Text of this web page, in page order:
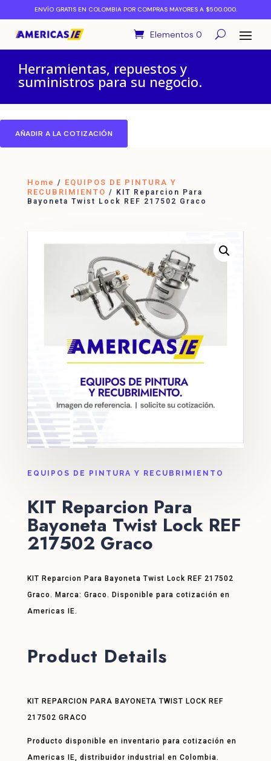
ENVÍO GRATIS EN COLOMBIA POR COMPRAS MAYORES A $500.000.
Elementos 0
Herramientas, repuestos y
suministros para su negocio.
AÑADIR A LA COTIZACIÓN
Home / EQUIPOS DE PINTURA Y
RECUBRIMIENTO / KIT Reparcion Para
Bayoneta Twist Lock REF 217502 Graco
EQUIPOS DE PINTURA Y RECUBRIMIENTO
KIT Reparcion Para
Bayoneta Twist Lock REF
217502 Graco
KIT Reparcion Para Bayoneta Twist Lock REF 217502
Graco. Marca: Graco. Disponible para cotización en
Americas IE.
Product Details
KIT REPARCION PARA BAYONETA TWIST LOCK REF
217502 GRACO
Producto disponible en inventario para cotización en
Americas IE, distribuidor industrial en Colombia.